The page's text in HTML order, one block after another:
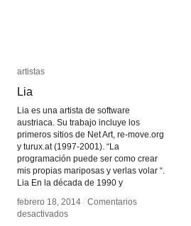
artistas
Lia
Lia es una artista de software
austriaca. Su trabajo incluye los
primeros sitios de Net Art, re-move.org
y turux.at (1997-2001). “La
programación puede ser como crear
mis propias mariposas y verlas volar “.
Lia En la década de 1990 y
febrero 18, 2014 / Comentarios
desactivadosen
artistas
Lia
febrero 18, 2014 / Comentarios
desactivadosen